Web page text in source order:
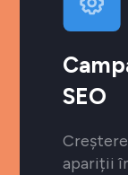
SEO
apariții